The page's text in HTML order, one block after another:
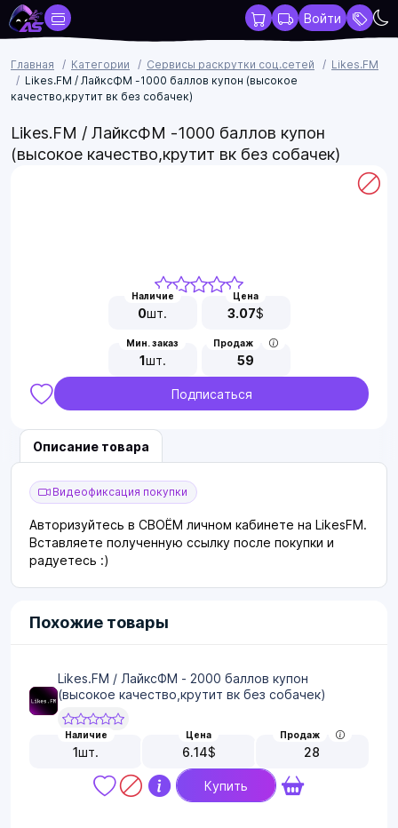
Войти
Главная Категории Сервисы раскрутки соц.сетей
Likes.FM
Likes.FM / ЛайксФМ -1000 баллов купон (высокое
качество,крутит вк без собачек)
Likes.FM / ЛайксФМ -1000 баллов купон
(высокое качество,крутит вк без собачек)
Наличие
0шт.
Цена
3.07$
Мин. заказ
1шт.
Продаж
59
Подписаться
Описание товара
Видеофиксация покупки
Авторизуйтесь в СВОЁМ личном кабинете на LikesFM.
Вставляете полученную ссылку после покупки и
радуетесь :)
Похожие товары
Likes.FM / ЛайксФМ - 2000 баллов купон
(высокое качество,крутит вк без собачек)
Наличие
1шт.
Цена
6.14$
Продаж
28
Купить